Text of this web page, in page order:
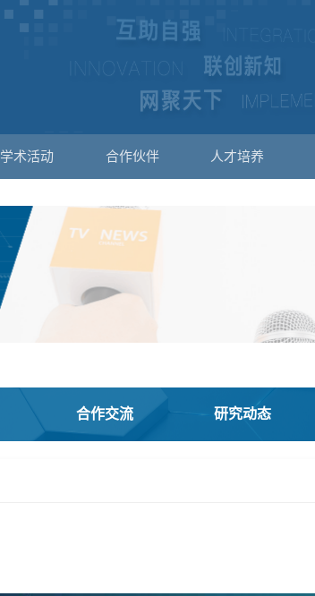
学术活动 合作伙伴 人才培养
合作交流 研究动态